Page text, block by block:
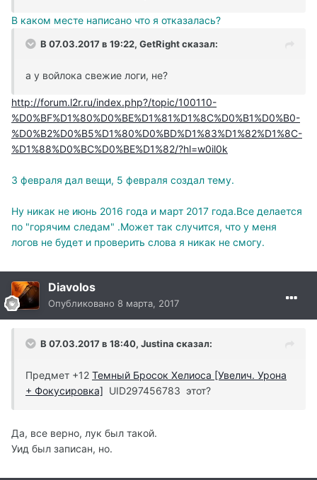
В каком месте написано что я отказалась?
В 07.03.2017 в 19:22, GetRight сказал:
а у войлока свежие логи, не?
http://forum.l2r.ru/index.php?/topic/100110-
%D0%BF%D1%80%D0%BE%D1%81%D1%8C%D0%B1%D0%B0-
%D0%B2%D0%B5%D1%80%D0%BD%D1%83%D1%82%D1%8C-
%D1%88%D0%BC%D0%BE%D1%82/?hl=w0il0k
3 февраля дал вещи, 5 февраля создал тему.
Ну никак не июнь 2016 года и март 2017 года.Все делается
по "горячим следам" .Может так случится, что у меня
логов не будет и проверить слова я никак не смогу.
Diavolos
Опубликовано 8 марта, 2017
В 07.03.2017 в 18:40, Justina сказал:
Предмет +12 Темный Бросок Хелиоса [Увелич. Урона
+ Фокусировка] UID297456783 этот?
Да, все верно, лук был такой.
Уид был записан, но.